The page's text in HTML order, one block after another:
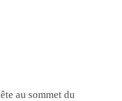
au sommet du